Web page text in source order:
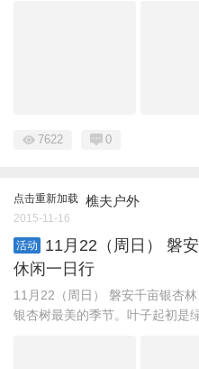
7622 0
点击重新加载 樵夫户外
2015-11-16
活动
11月22（周日） 磐
休闲一日行
11月22（周日） 磐安千亩银杏
银杏树最美的季节。叶子起初是绿